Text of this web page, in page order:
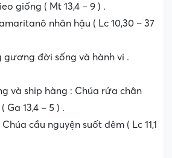
giống ( Mt 13,4 – 9 ) .
nhân hậu ( Lc 10,30 – 37
gương đời sống và hành vi .
và ship hàng : Chúa rửa chân
13,4 – 5 ) .
cầu nguyện suốt đêm ( Lc 11,1